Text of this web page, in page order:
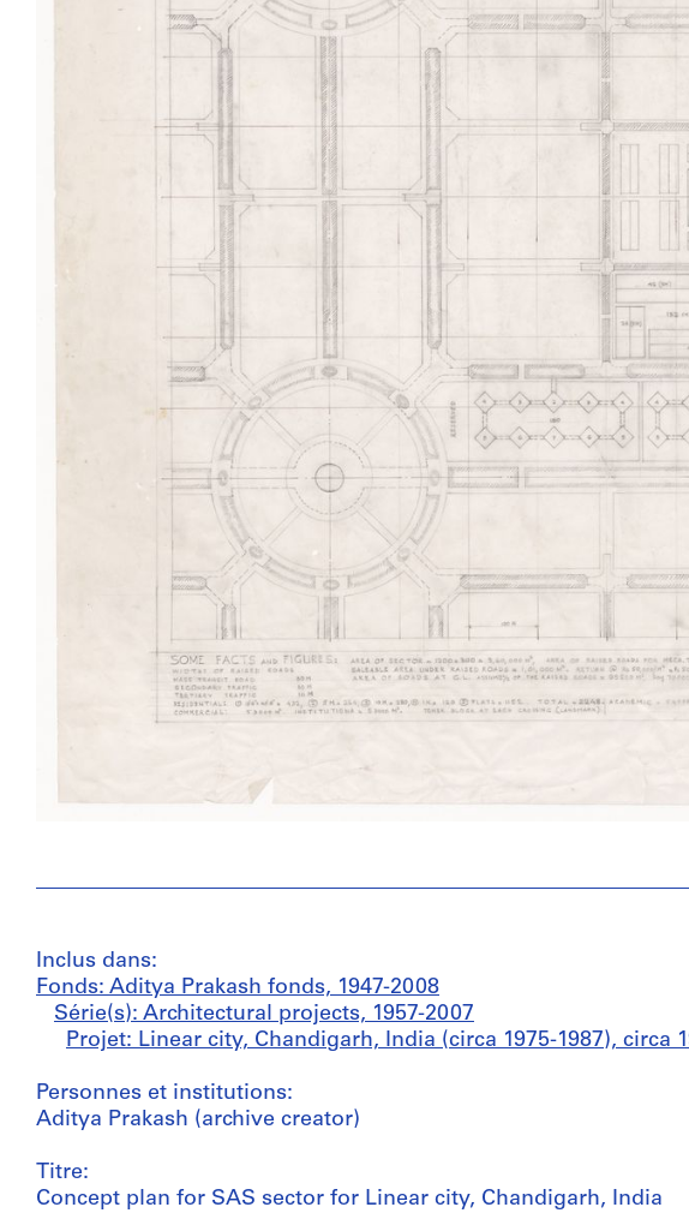
Inclus dans:
Fonds: Aditya Prakash fonds, 1947-2008
Série(s): Architectural projects, 1957-2007
Projet: Linear city, Chandigarh, India (circa 1975-1987), circa
Personnes et institutions:
Aditya Prakash (archive creator)
Titre:
Concept plan for SAS sector for Linear city, Chandigarh, India